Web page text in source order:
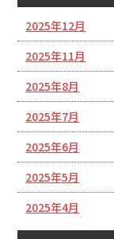
2025年12月
2025年11月
2025年8月
2025年7月
2025年6月
2025年5月
2025年4月